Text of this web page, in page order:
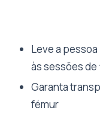
Leve a
às sessões
Garanta
fémur